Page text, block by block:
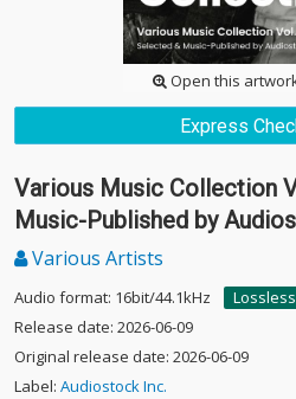
Open this
Express
Various Music Collection
Music-Published by
Various Artists
Audio format: 16bit/44.1kHz
Lossless
Release date: 2026-06-09
Original release date: 2026-06-09
Label: Audiostock Inc.